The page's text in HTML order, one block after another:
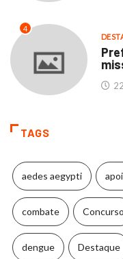
4
TAGS
aedes aegypti
combate Concurso
dengue Destaque